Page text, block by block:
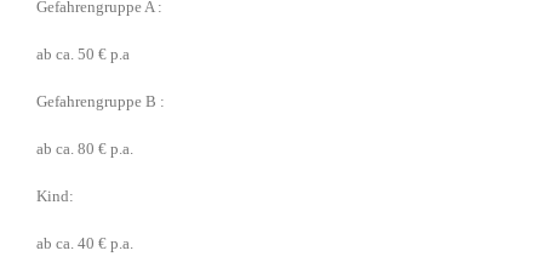
Gefahrengruppe A :
ab ca. 50 € p.a
Gefahrengruppe B :
ab ca. 80 € p.a.
Kind:
ab ca. 40 € p.a.